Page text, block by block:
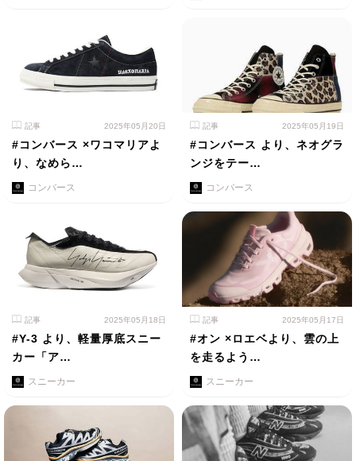
記事 2025年05月20日
#コンバース ×ワコマリアよ
り、なめら…
コンバース
記事 2025年05月19日
#コンバース より、ネオグラ
ンジをテー…
コンバース
記事 2025年05月18日
#Y-3 より、軽量厚底スニー
カー「ア…
スニーカー
記事 2025年05月17日
#オン ×ロエベより、雲の上
を走るよう…
スニーカー